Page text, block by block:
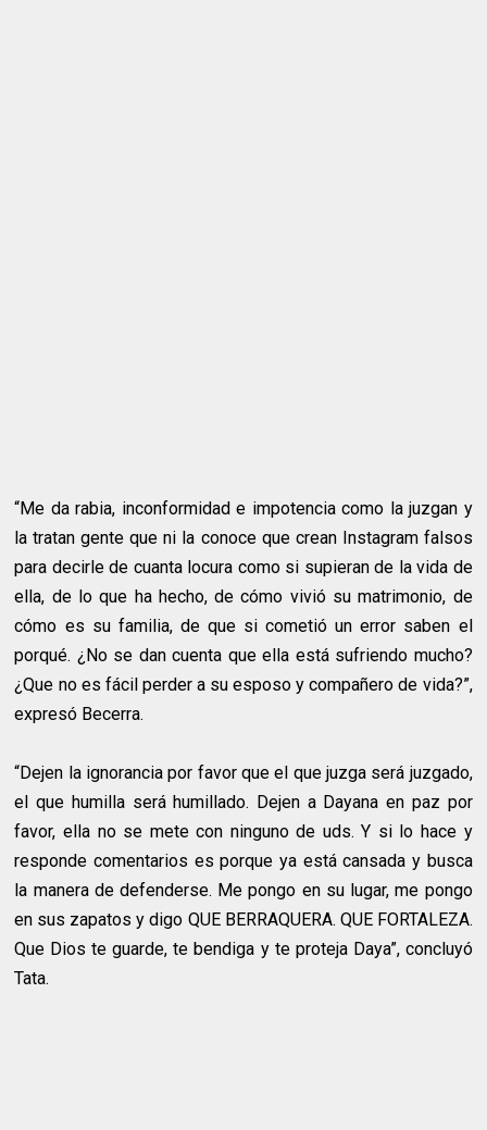
“Me da rabia, inconformidad e impotencia como la juzgan y
la tratan gente que ni la conoce que crean Instagram falsos
para decirle de cuanta locura como si supieran de la vida de
ella, de lo que ha hecho, de cómo vivió su matrimonio, de
cómo es su familia, de que si cometió un error saben el
porqué. ¿No se dan cuenta que ella está sufriendo mucho?
¿Que no es fácil perder a su esposo y compañero de vida?”,
expresó Becerra.
“Dejen la ignorancia por favor que el que juzga será juzgado,
el que humilla será humillado. Dejen a Dayana en paz por
favor, ella no se mete con ninguno de uds. Y si lo hace y
responde comentarios es porque ya está cansada y busca
la manera de defenderse. Me pongo en su lugar, me pongo
en sus zapatos y digo QUE BERRAQUERA. QUE FORTALEZA.
Que Dios te guarde, te bendiga y te proteja Daya”, concluyó
Tata.